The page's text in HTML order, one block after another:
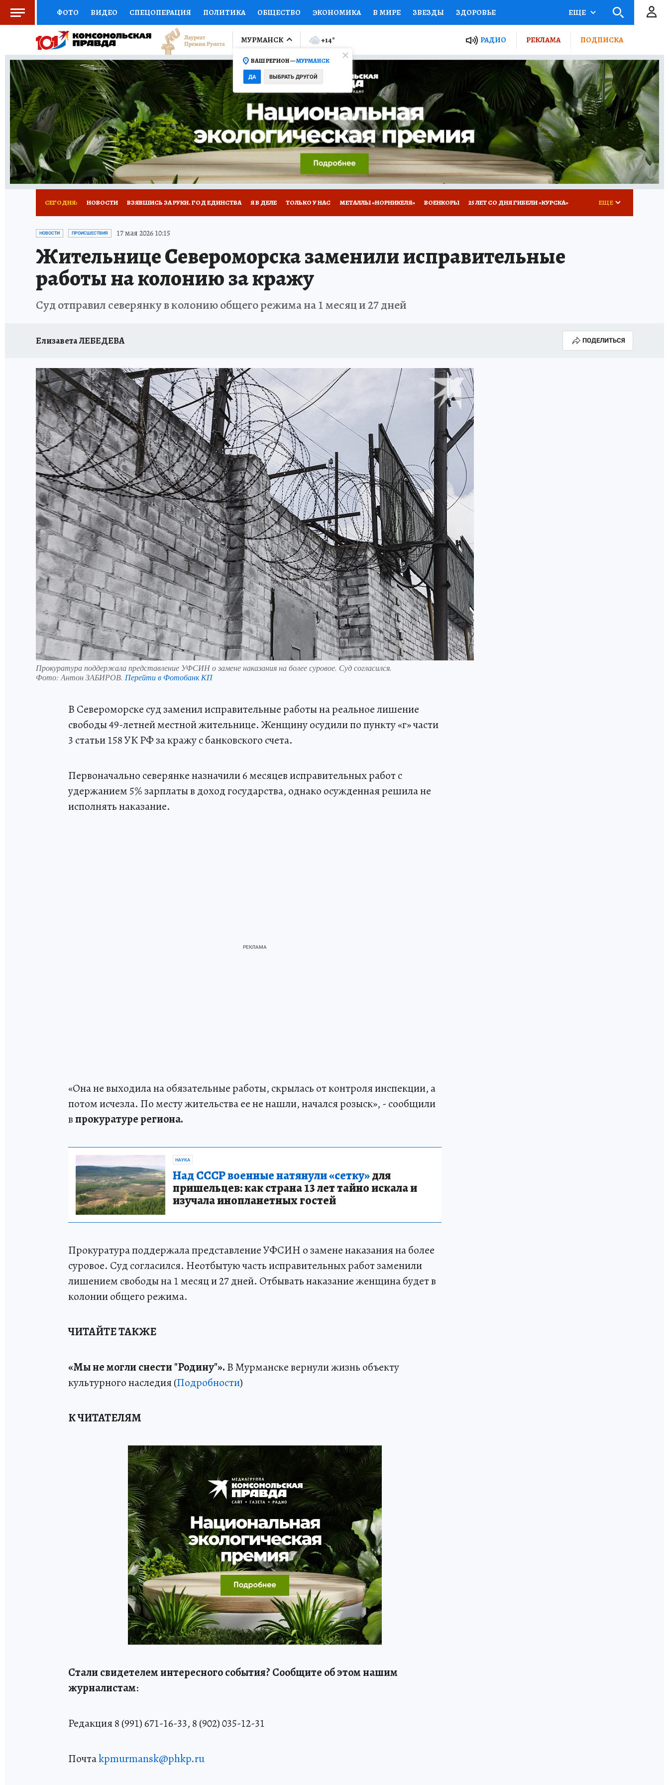
ФОТО ВИДЕО СПЕЦОПЕРАЦИЯ ПОЛИТИКА ОБЩЕСТВО ЭКОНОМИКА В МИРЕ ЗВЕЗДЫ ЗДОРОВЬЕ
СОЦПОДДЕРЖКА НАУКА СПОРТ КОЛУМНИСТЫ ПРОИСШЕСТВИЯ НАЦИОНАЛЬНЫЕ ПРОЕКТЫ РОССИИ
ВЫБОР ЭКСПЕРТОВ ДОКТОР ФИНАНСЫ ОТКРЫВАЕМ МИР Я ЗНАЮ СЕМЬЯ ЖЕНСКИЕ СЕКРЕТЫ ПУТЕВОДИТЕЛЬ
КНИЖНАЯ ПОЛКА ПРОГНОЗЫ НА СПОРТ ПРОМОКОДЫ СЕРИАЛЫ СПЕЦПРОЕКТЫ ДЕФИЦИТ ЖЕЛЕЗА ТУРИЗМ
ПРЕСС-ЦЕНТР НЕДВИЖИМОСТЬ ТЕЛЕВИЗОР КОЛЛЕКЦИИ КОНКУРСЫ РАБОТА У НАС ГИД ПОТРЕБИТЕЛЯ ВСЕ О КП
РАДИО КП РЕКЛАМА ТЕСТЫ НОВОЕ НА САЙТЕ
ЕЩЕ
МУРМАНСК
ВАШ РЕГИОН —МУРМАНСК
ДА ВЫБРАТЬ ДРУГОЙ
+14° РАДИО РЕКЛАМА ПОДПИСКА
СЕГОДНЯ: НОВОСТИ ВЗЯВШИСЬ ЗА РУКИ. ГОД ЕДИНСТВА Я В ДЕЛЕ ТОЛЬКО У НАС МЕТАЛЛЫ «НОРНИКЕЛЯ» ВОЕНКОРЫ 25 ЛЕТ СО ДНЯ ГИБЕЛИ «КУРСКА»
УКРАИНА: СВОДКА КП В МАХ
ЗАПОВЕДНАЯ РОССИЯ ПРОИСШЕСТВИЯ АФИША ШКОЛА ЖУРНАЛИСТИКИ ИСПЫТАНО НА СЕБЕ
ЕЩЕ
НОВОСТИ ПРОИСШЕСТВИЯ 17 мая 2026 10:15
Жительнице Североморска заменили исправительные
работы на колонию за кражу
Суд отправил северянку в колонию общего режима на 1 месяц и 27 дней
Елизавета ЛЕБЕДЕВА ПОДЕЛИТЬСЯ
Прокуратура поддержала представление УФСИН о замене наказания на более суровое. Суд согласился.
Фото: Антон ЗАБИРОВ. Перейти в Фотобанк КП
В Североморске суд заменил исправительные работы на реальное лишение
свободы 49-летней местной жительнице. Женщину осудили по пункту «г» части
3 статьи 158 УК РФ за кражу с банковского счета.
Первоначально северянке назначили 6 месяцев исправительных работ с
удержанием 5% зарплаты в доход государства, однако осужденная решила не
исполнять наказание.
«Она не выходила на обязательные работы, скрылась от контроля инспекции, а
потом исчезла. По месту жительства ее не нашли, начался розыск», - сообщили
впрокуратуре региона.
НАУКА
Над СССР военные натянули «сетку»для
пришельцев: как страна 13 лет тайно искала и
изучала инопланетных гостей
Прокуратура поддержала представление УФСИН о замене наказания на более
суровое. Суд согласился. Неотбытую часть исправительных работ заменили
лишением свободы на 1 месяц и 27 дней. Отбывать наказание женщина будет в
колонии общего режима.
ЧИТАЙТЕ ТАКЖЕ
«Мы не могли снести "Родину"». В Мурманске вернули жизнь объекту
культурного наследия (Подробности)
К ЧИТАТЕЛЯМ
Стали свидетелем интересного события? Сообщите об этом нашим
журналистам:
Редакция 8 (991) 671-16-33, 8 (902) 035-12-31
Почтаkpmurmansk@phkp.ru